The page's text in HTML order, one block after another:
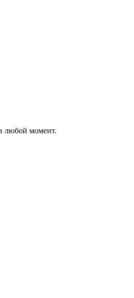
любой момент.